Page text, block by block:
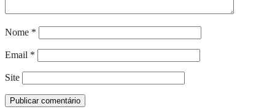
Nome *
Email *
Site